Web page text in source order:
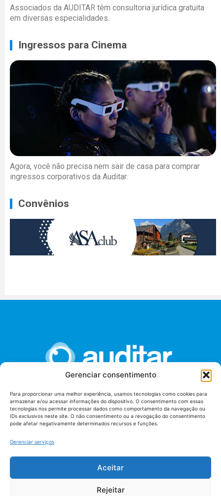
Gerenciar consentimento
Para proporcionar uma melhor experiência, usamos tecnologias como cookies para
armazenar e/ou acessar informações do dispositivo. O consentimento com essas
tecnologias nos permite processar dados como comportamento da navegação ou
IDs exclusivos neste site. O não consentimento ou a revogação do consentimento
pode afetar negativamente determinados recursos e funções.
Gerenciar serviços
Aceitar
Rejeitar
Associados da AUDITAR têm consultoria jurídica gratuita
em diversas especialidades.
Ingressos para Cinema
Agora, você não precisa nem sair de casa para comprar
ingressos corporativos da Auditar.
Convênios
União dos Auditores Federais de Controle Externo -
AUDITAR
Setor de Administração Federal Sul (SAF/Sul), Qd. 04, Lt. 01
Tribunal de Contas da União (TCU), Subsolo, Sala S04
Termos de uso